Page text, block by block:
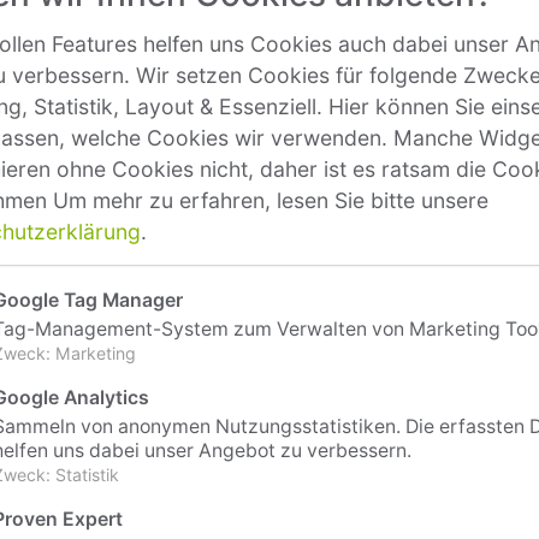
Speicher und den angeschlossenen Clients und
ermöglichte.
des Speichers auch über eine
auch möglich sein, die Funksteckdosen eines
zu steuern. Was im ersten Schritt also benötigt
Daten-Schnittstellen (APIs).
die sonnen GmbH 2016 zur Augsburger
Görlitz. Beide Unternehmen arbeiteten im Bereich
Programmiersprache Ruby. Schon
die sonnen GmbH ganz auf Ruby. Da sich
spezialisiert hatte, war es für beide Firmen ein
Produkt. Die Motivation, das Beste an
Features helfen uns Cookies auch dabei unser
verbessern. Wir setzen Cookies für folgende
Statistik, Layout & Essenziell. Hier können Sie
welche Cookies wir verwenden. Manche
ohne Cookies nicht, daher ist es ratsam die
Um mehr zu erfahren, lesen Sie bitte unsere
.
Tag Manager
Management-System zum Verwalten von Marketing
: Marketing
Analytics
von anonymen Nutzungsstatistiken. Die erfassten
uns dabei unser Angebot zu verbessern.
: Statistik
Expert